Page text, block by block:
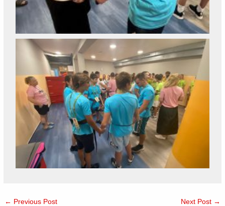
← Previous Post Next Post →